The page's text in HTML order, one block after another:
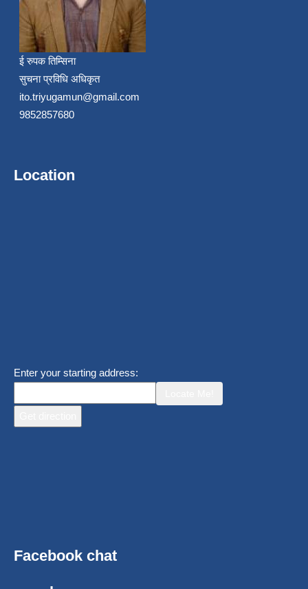
ई रुपक तिम्सिना
सुचना प्रविधि अधिकृत
ito.triyugamun@gmail.com
9852857680
Location
Enter your starting address:
Facebook chat